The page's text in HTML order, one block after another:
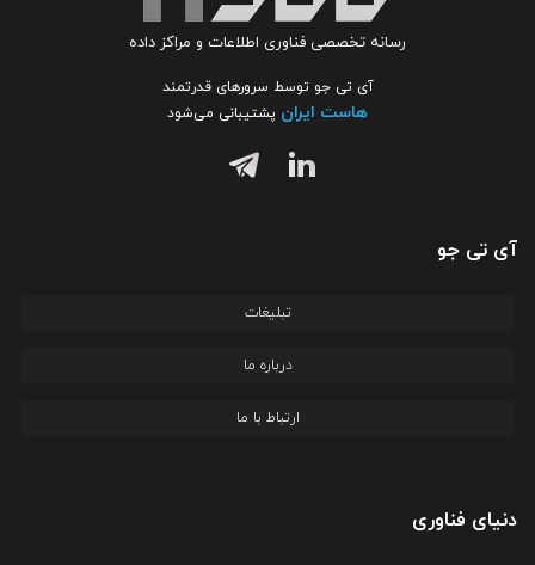
رسانه تخصصی فناوری اطلاعات و مراکز داده
آی تی جو توسط سرورهای قدرتمند
هاست ایران پشتیبانی می‌شود
آی تی جو
تبلیغات
درباره ما
ارتباط با ما
دنیای فناوری